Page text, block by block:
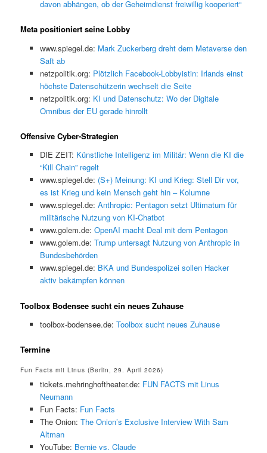
davon abhängen, ob der Geheimdienst freiwillig kooperiert“
Meta positioniert seine Lobby
www.spiegel.de: Mark Zuckerberg dreht dem Metaverse den
Saft ab
netzpolitik.org: Plötzlich Facebook-Lobbyistin: Irlands einst
höchste Datenschützerin wechselt die Seite
netzpolitik.org: KI und Datenschutz: Wo der Digitale
Omnibus der EU gerade hinrollt
Offensive Cyber-Strategien
DIE ZEIT: Künstliche Intelligenz im Militär: Wenn die KI die
“Kill Chain” regelt
www.spiegel.de: (S+) Meinung: KI und Krieg: Stell Dir vor,
es ist Krieg und kein Mensch geht hin – Kolumne
www.spiegel.de: Anthropic: Pentagon setzt Ultimatum für
militärische Nutzung von KI-Chatbot
www.golem.de: OpenAI macht Deal mit dem Pentagon
www.golem.de: Trump untersagt Nutzung von Anthropic in
Bundesbehörden
www.spiegel.de: BKA und Bundespolizei sollen Hacker
aktiv bekämpfen können
Toolbox Bodensee sucht ein neues Zuhause
toolbox-bodensee.de: Toolbox sucht neues Zuhause
Termine
Fun Facts mit Linus (Berlin, 29. April 2026)
tickets.mehringhoftheater.de: FUN FACTS mit Linus
Neumann
Fun Facts: Fun Facts
The Onion: The Onion’s Exclusive Interview With Sam
Altman
YouTube: Bernie vs. Claude